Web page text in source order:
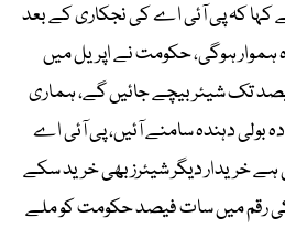
کہا کہ پی آئی اے کی نجکاری کے بعد
ہموار ہوگی، حکومت نے اپریل میں
کیا تھا 51 سے 100 فیصد تک شیئر بیچے جائیں گے، ہماری
بولی دہندہ سامنے آئیں، پی آئی اے
75 فیصد کی ہے خریدار دیگر شیئرز بھی خرید سکے
رقم میں سات فیصد حکومت کو ملے